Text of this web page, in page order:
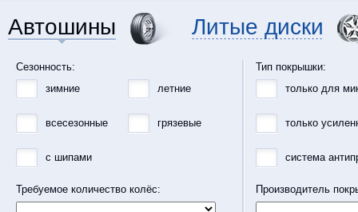
Автошины Литые диски
Сезонность:
зимние
летние
всесезонные грязевые
с шипами
Требуемое количество колёс:
Тип покрышки:
только для
только
система
Производитель